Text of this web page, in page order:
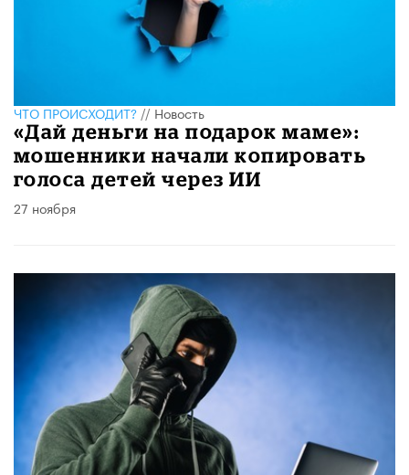
ЧТО ПРОИСХОДИТ?//Новость
«Дай деньги на подарок маме»:
мошенники начали копировать
голоса детей через ИИ
27 ноября